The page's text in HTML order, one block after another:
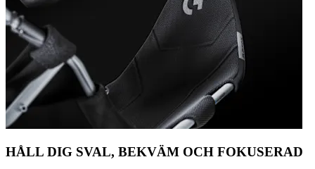
HÅLL DIG SVAL, BEKVÄM OCH FOKUSERAD